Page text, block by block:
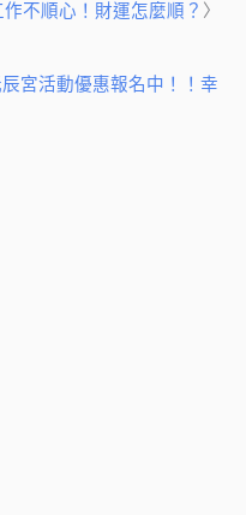
不順心！財運怎麼順？ 〉
辰宮活動優惠報名中！！幸